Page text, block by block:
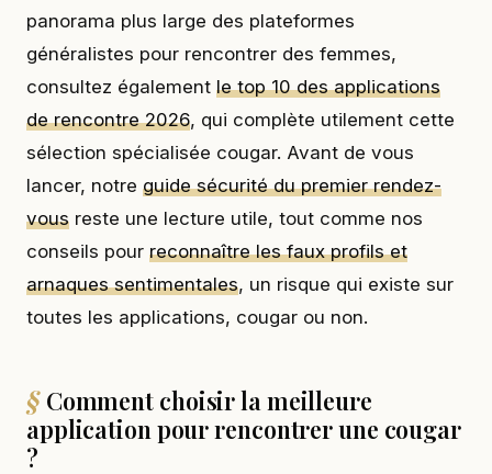
panorama plus large des plateformes
généralistes pour rencontrer des femmes,
consultez également le top 10 des applications
de rencontre 2026, qui complète utilement cette
sélection spécialisée cougar. Avant de vous
lancer, notre guide sécurité du premier rendez-
vous reste une lecture utile, tout comme nos
conseils pour reconnaître les faux profils et
arnaques sentimentales, un risque qui existe sur
toutes les applications, cougar ou non.
Comment choisir la meilleure
application pour rencontrer une cougar
?